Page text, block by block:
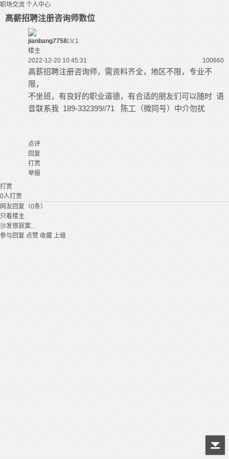
职场交流 个人中心
高薪招聘注册咨询师数位
jianbang7758LV.1
楼主
2022-12-20 10:45:31
100660
高薪招聘注册咨询师，需资料齐全，地区不限，专业不
限，
不坐班，有良好的职业道德，有合适的朋友们可以随时 语
音联系我 189-332399//71 陈工（微同号）中介勿扰
点评
回复
打赏
举报
打赏
0人打赏
网友回复（0条）
只看楼主
沙发很寂寞...
参与回复 点赞 收藏 上级